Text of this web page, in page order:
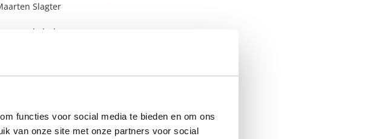
functies voor social media te bieden en om ons
van onze site met onze partners voor social
Slagter
op de hulp
bepaald
De
Er zijn
Bankiers als